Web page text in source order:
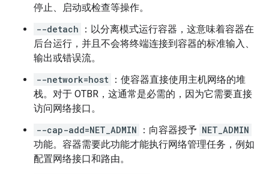
停止、启动或检查等操作。
--detach
：以分离模式运行容器，这意味着容器在
后台运行，并且不会将终端连接到容器的标准输入、
输出或错误流。
--network=host ：使容器直接使用主机网络的堆
栈。对于 OTBR，这通常是必需的，因为它需要直接
访问网络接口。
--cap-add=NET_ADMIN
：向容器授予 NET_ADMIN
功能。容器需要此功能才能执行网络管理任务，例如
配置网络接口和路由。